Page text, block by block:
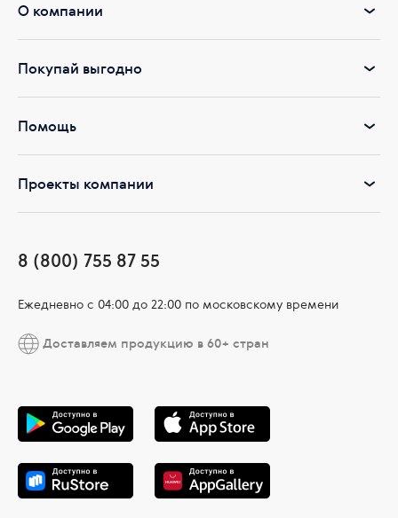
О компании
Покупай выгодно
Помощь
Проекты компании
8 (800) 755 87 55
Ежедневно c 04:00 до 22:00 по московскому времени
Доставляем продукцию в 60+ стран